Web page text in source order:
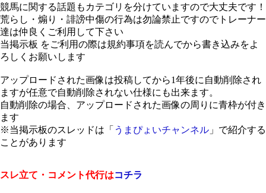
競馬に関する話題もカテゴリを分けていますので大丈夫です！
荒らし・煽り・誹謗中傷の行為は勿論禁止ですのでトレーナー
達は仲良くご利用して下さい
当掲示板 をご利用の際は規約事項を読んでから書き込みをよ
ろしくお願いします
アップロードされた画像は投稿してから1年後に自動削除され
ますが任意で自動削除されない仕様にも出来ます。
自動削除の場合、アップロードされた画像の周りに青枠が付き
ます
※当掲示板のスレッドは「 うまぴょいチャンネル 」で紹介する
ことがあります
スレ立て・コメント代行はコチラ